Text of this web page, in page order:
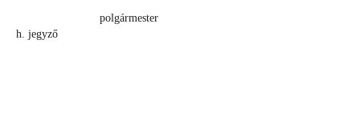
polgármester
h. jegyző